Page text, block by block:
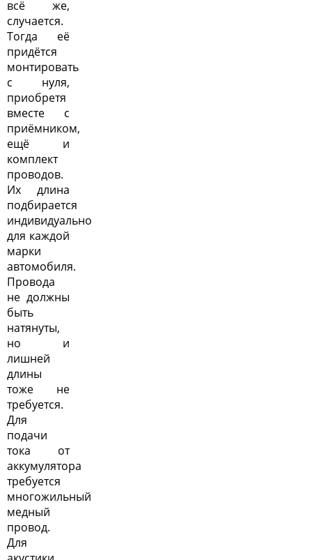
всё же,
случается.
Тогда её
придётся
монтировать
с нуля,
приобретя
вместе с
приёмником,
ещё и
комплект
проводов.
Их длина
подбирается
индивидуально
для каждой
марки
автомобиля.
Провода
не должны
быть
натянуты,
но и
лишней
длины
тоже не
требуется.
Для
подачи
тока от
аккумулятора
требуется
многожильный
медный
провод.
Для